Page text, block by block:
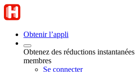
Obtenir l’appli
Obtenez des réductions
membres
Se connecter